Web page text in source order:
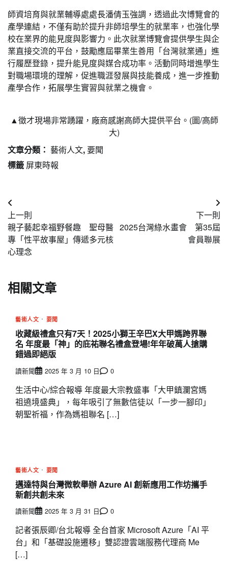
師資培育與就業輔導處處長潘倩玉強調，透過此次博覽會的
產學連結，不僅有助於提升非師培學生的就業率，也強化學
校在業界的能見度與影響力。此次就業博覽會提供學生與企
業直接交流的平台，鼓勵應屆畢業生善用「台灣就業通」進
行履歷登錄，提升能見度與媒合成功率。活動同時增進學生
對職場環境的理解，促進職涯發展與技能養成，進一步推動
產學合作，拓展學生實習與就業之機會。
▲徵才現場非常踴躍，廠商感謝高師大提供平台。(圖/高師
大)
文章分類： 藝術人文,要聞
標籤 屏東時報
文
章
導
覽
上一則
親子藝起幸福野餐趣 聖母醫
專「性平故事屋」傳遞多元核
心理念
下一則
2025台灣綠水畫會 第35屆
會員聯展
相關文章
藝術人文 要聞
收藏級禮盒只有7天！2025小獅王辛巴X大甲媽跨界聯
名 年度最「神」的庇祐聯名禮盒登場!年年破萬人搶購
錯過即絕版
讀新聞 2025 年 3 月 10 日 0
生活中心/綜合報導 年度最大宗教盛事「大甲鎮瀾宮媽
祖遶境盛典」，每年吸引了無數信徒以「一步一腳印」
朝聖祈福，作為媽祖聯名 […]
藝術人文 要聞
邁達特與台灣微軟舉辦 Azure AI 創新應用工作坊攜手
新創共創未來
讀新聞 2025 年 3 月 31 日 0
記者張辰卿/台北報導 全台首家 Microsoft Azure「AI 平
台」和「基礎設施遷移」雙認證雲端服務代理商 Me
[…]